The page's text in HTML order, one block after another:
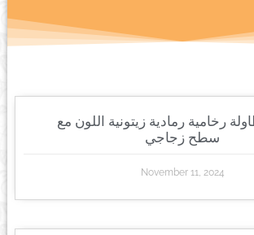
رخامية رمادية زيتونية اللون مع
سطح زجاجي
November 11, 2024